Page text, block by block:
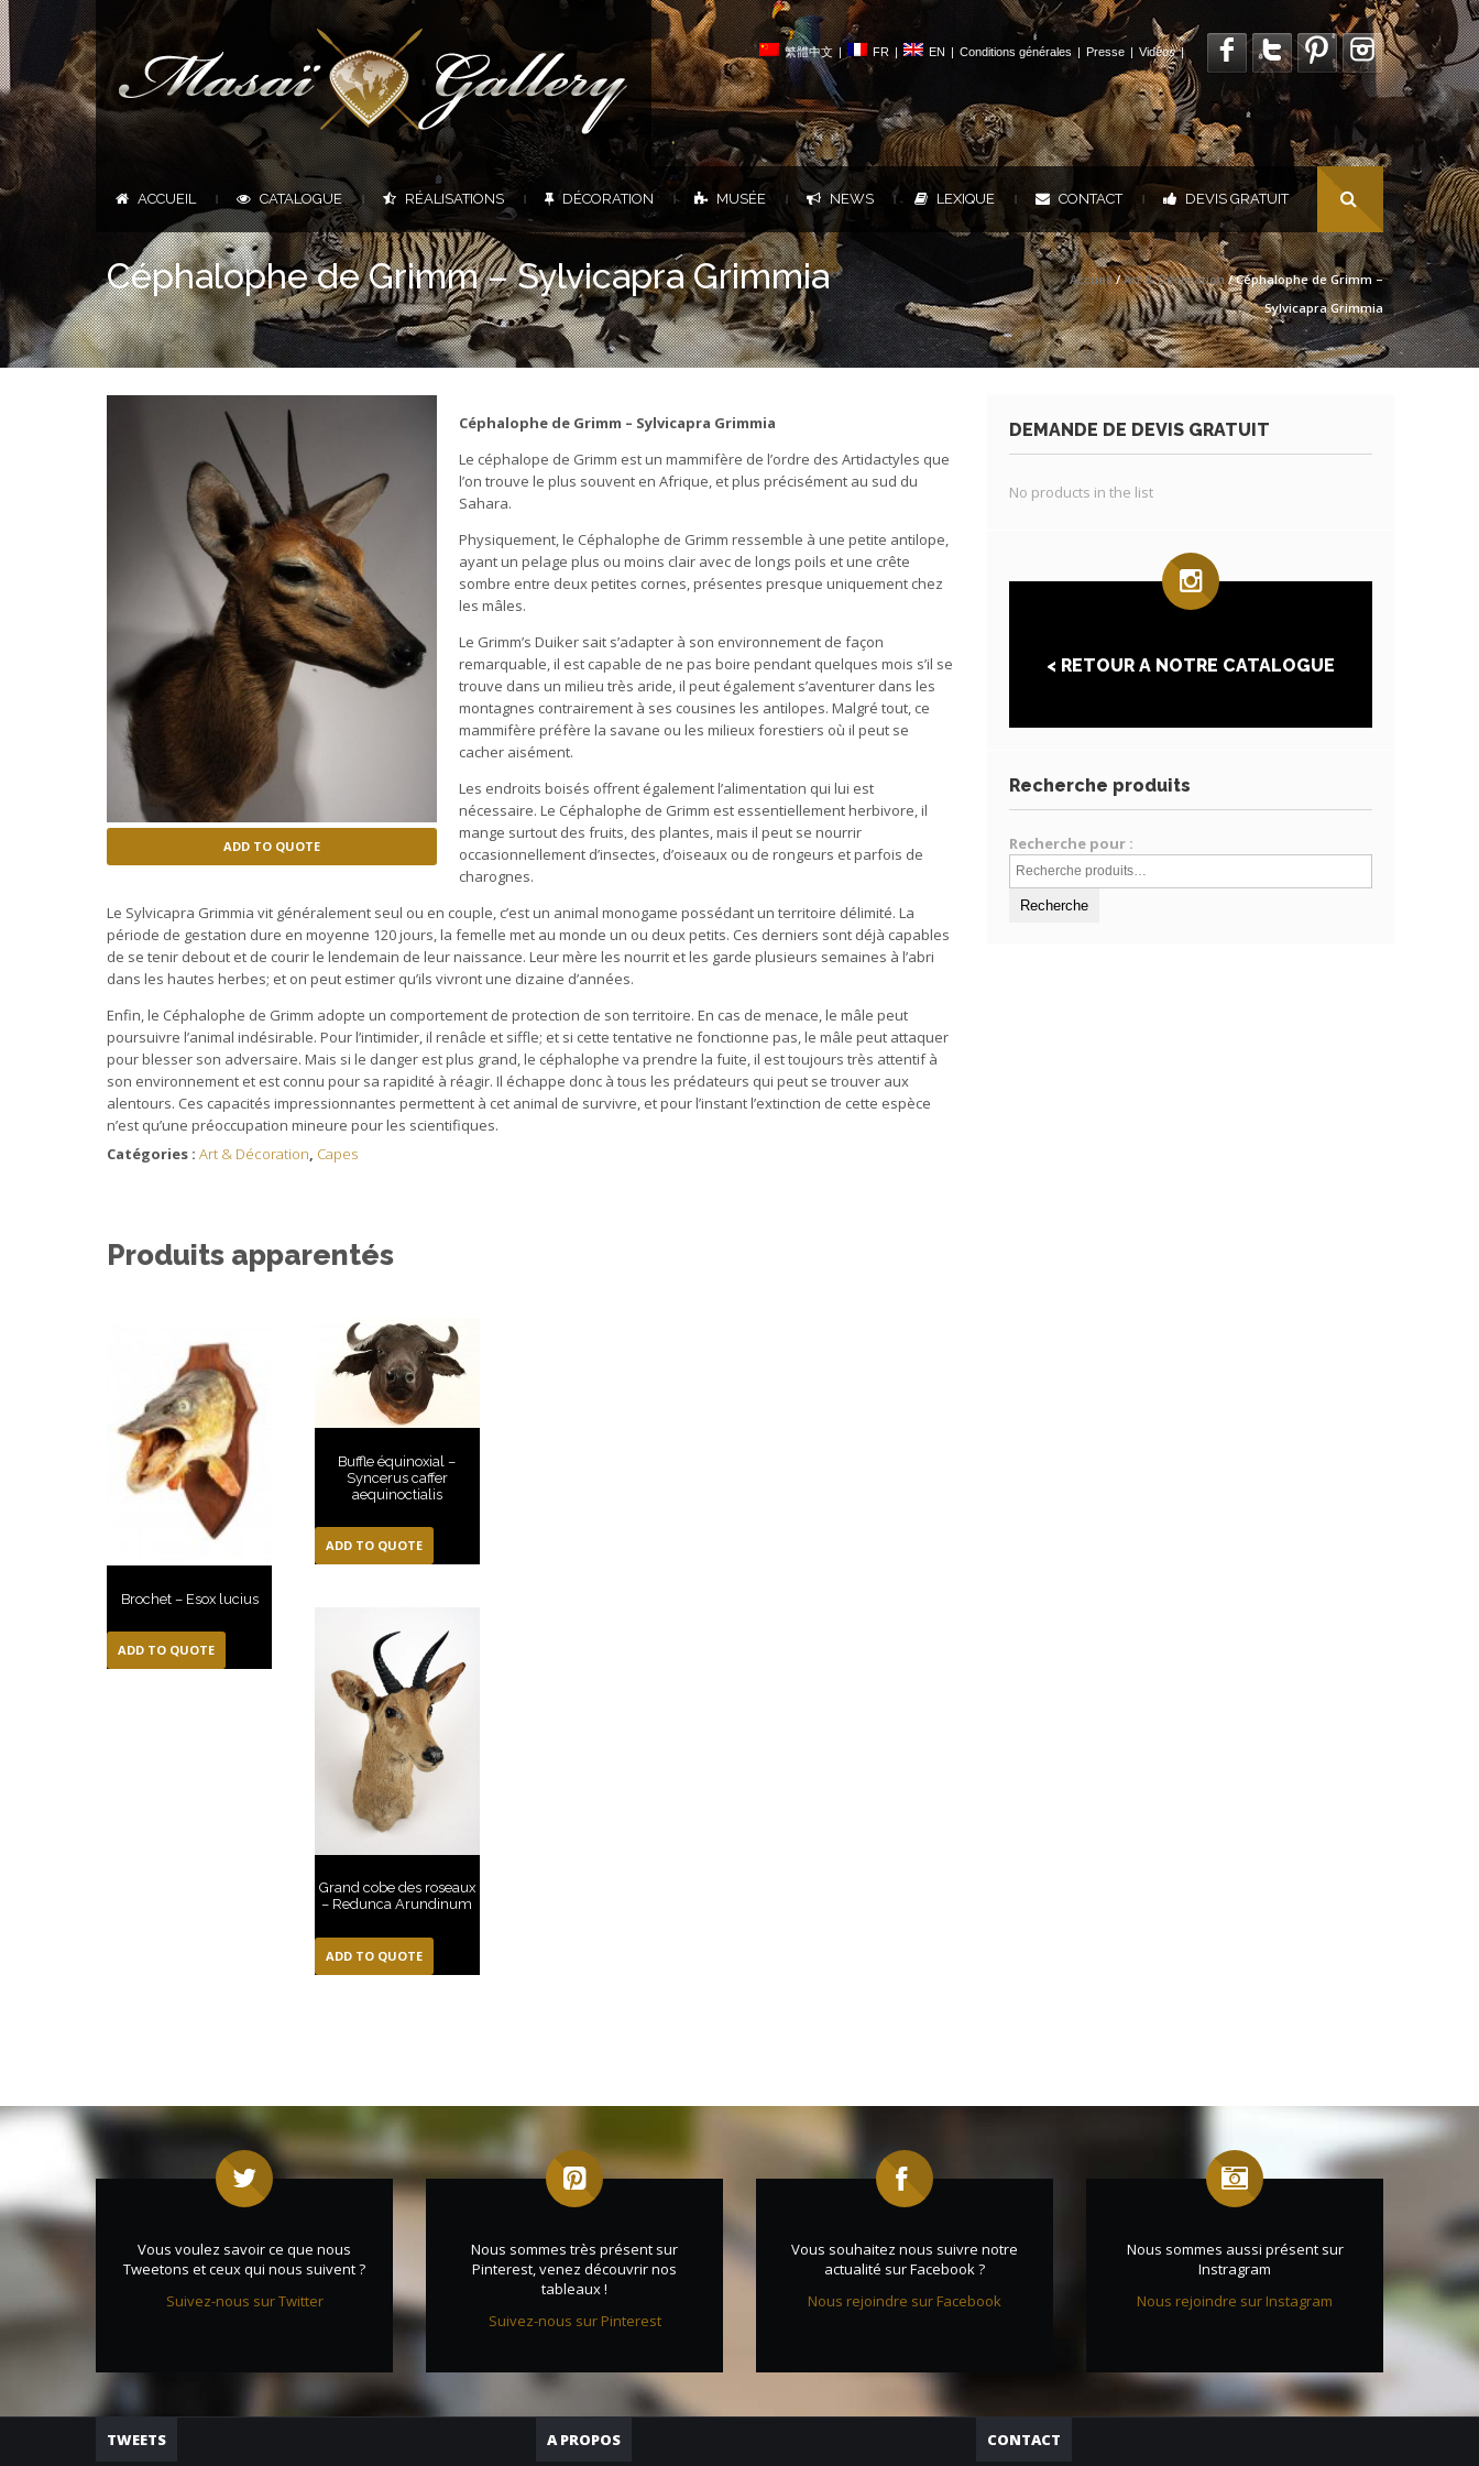
繁體中文 | FR | EN | Conditions générales | Presse | Vidéos |
ACCUEIL CATALOGUE RÉALISATIONS DÉCORATION MUSÉE NEWS LEXIQUE CONTACT DEVIS GRATUIT
Céphalophe de Grimm – Sylvicapra Grimmia Accueil/Art & Décoration/ Céphalophe de Grimm –
Sylvicapra Grimmia
ADD TO QUOTE
Céphalophe de Grimm – Sylvicapra Grimmia
Le céphalope de Grimm est un mammifère de l’ordre des Artidactyles que
l’on trouve le plus souvent en Afrique, et plus précisément au sud du
Sahara.
Physiquement, le Céphalophe de Grimm ressemble à une petite antilope,
ayant un pelage plus ou moins clair avec de longs poils et une crête
sombre entre deux petites cornes, présentes presque uniquement chez
les mâles.
Le Grimm’s Duiker sait s’adapter à son environnement de façon
remarquable, il est capable de ne pas boire pendant quelques mois s’il se
trouve dans un milieu très aride, il peut également s’aventurer dans les
montagnes contrairement à ses cousines les antilopes. Malgré tout, ce
mammifère préfère la savane ou les milieux forestiers où il peut se
cacher aisément.
Les endroits boisés offrent également l’alimentation qui lui est
nécessaire. Le Céphalophe de Grimm est essentiellement herbivore, il
mange surtout des fruits, des plantes, mais il peut se nourrir
occasionnellement d’insectes, d’oiseaux ou de rongeurs et parfois de
charognes.
Le Sylvicapra Grimmia vit généralement seul ou en couple, c’est un animal monogame possédant un territoire délimité. La
période de gestation dure en moyenne 120 jours, la femelle met au monde un ou deux petits. Ces derniers sont déjà capables
de se tenir debout et de courir le lendemain de leur naissance. Leur mère les nourrit et les garde plusieurs semaines à l’abri
dans les hautes herbes; et on peut estimer qu’ils vivront une dizaine d’années.
Enfin, le Céphalophe de Grimm adopte un comportement de protection de son territoire. En cas de menace, le mâle peut
poursuivre l’animal indésirable. Pour l’intimider, il renâcle et siffle; et si cette tentative ne fonctionne pas, le mâle peut attaquer
pour blesser son adversaire. Mais si le danger est plus grand, le céphalophe va prendre la fuite, il est toujours très attentif à
son environnement et est connu pour sa rapidité à réagir. Il échappe donc à tous les prédateurs qui peut se trouver aux
alentours. Ces capacités impressionnantes permettent à cet animal de survivre, et pour l’instant l’extinction de cette espèce
n’est qu’une préoccupation mineure pour les scientifiques.
Catégories : Art & Décoration, Capes
Produits apparentés
Brochet – Esox lucius
ADD TO QUOTE
Buffle équinoxial –
Syncerus caffer
aequinoctialis
ADD TO QUOTE
Grand cobe des roseaux
– Redunca Arundinum
ADD TO QUOTE
DEMANDE DE DEVIS GRATUIT
No products in the list
< RETOUR A NOTRE CATALOGUE
Recherche produits
Recherche pour :
Vous voulez savoir ce que nous
Tweetons et ceux qui nous suivent ?
Suivez-nous sur Twitter
Nous sommes très présent sur
Pinterest, venez découvrir nos
tableaux !
Suivez-nous sur Pinterest
Vous souhaitez nous suivre notre
actualité sur Facebook ?
Nous rejoindre sur Facebook
Nous sommes aussi présent sur
Instragram
Nous rejoindre sur Instagram
TWEETS A PROPOS CONTACT